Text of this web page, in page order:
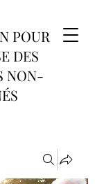
POUR
DES
NON-